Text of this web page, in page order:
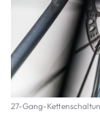
27-Gang-